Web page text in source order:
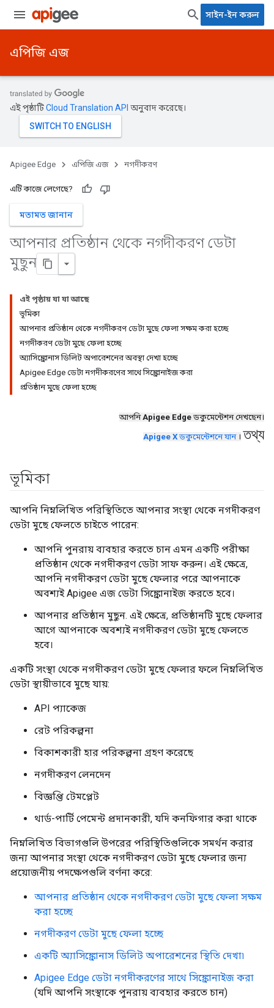
সাইন-ইন করুন
এপিজি এজ
এই পৃষ্ঠাটিCloud Translation API অনুবাদ করেছে।
Apigee Edge এপিজি এজ নগদীকরণ
এটি কাজে লেগেছে?
মতামত জানান
আপনার প্রতিষ্ঠান থেকে নগদীকরণ ডেটা
মুছুন
এই পৃষ্ঠায় যা যা আছে
ভূমিকা
আপনার প্রতিষ্ঠান থেকে নগদীকরণ ডেটা মুছে ফেলা সক্ষম করা হচ্ছে
নগদীকরণ ডেটা মুছে ফেলা হচ্ছে
অ্যাসিঙ্ক্রোনাস ডিলিট অপারেশনের অবস্থা দেখা হচ্ছে
Apigee Edge ডেটা নগদীকরণের সাথে সিঙ্ক্রোনাইজ করা
প্রতিষ্ঠান মুছে ফেলা হচ্ছে
আপনিApigee Edge ডকুমেন্টেশন দেখছেন।
Apigee X ডকুমেন্টেশনে যান। তথ্য
ভূমিকা
আপনি নিম্নলিখিত পরিস্থিতিতে আপনার সংস্থা থেকে নগদীকরণ
ডেটা মুছে ফেলতে চাইতে পারেন:
আপনি পুনরায় ব্যবহার করতে চান এমন একটি পরীক্ষা
প্রতিষ্ঠান থেকে নগদীকরণ ডেটা সাফ করুন। এই ক্ষেত্রে,
আপনি নগদীকরণ ডেটা মুছে ফেলার পরে আপনাকে
অবশ্যই Apigee এজ ডেটা সিঙ্ক্রোনাইজ করতে হবে।
আপনার প্রতিষ্ঠান মুছুন. এই ক্ষেত্রে, প্রতিষ্ঠানটি মুছে ফেলার
আগে আপনাকে অবশ্যই নগদীকরণ ডেটা মুছে ফেলতে
হবে।
একটি সংস্থা থেকে নগদীকরণ ডেটা মুছে ফেলার ফলে নিম্নলিখিত
ডেটা স্থায়ীভাবে মুছে যায়:
API প্যাকেজ
রেট পরিকল্পনা
বিকাশকারী হার পরিকল্পনা গ্রহণ করেছে
নগদীকরণ লেনদেন
বিজ্ঞপ্তি টেমপ্লেট
থার্ড-পার্টি পেমেন্ট প্রদানকারী, যদি কনফিগার করা থাকে
নিম্নলিখিত বিভাগগুলি উপরের পরিস্থিতিগুলিকে সমর্থন করার
জন্য আপনার সংস্থা থেকে নগদীকরণ ডেটা মুছে ফেলার জন্য
প্রয়োজনীয় পদক্ষেপগুলি বর্ণনা করে:
আপনার প্রতিষ্ঠান থেকে নগদীকরণ ডেটা মুছে ফেলা সক্ষম
করা হচ্ছে
নগদীকরণ ডেটা মুছে ফেলা হচ্ছে
একটি অ্যাসিঙ্ক্রোনাস ডিলিট অপারেশনের স্থিতি দেখা৷
Apigee Edge ডেটা নগদীকরণের সাথে সিঙ্ক্রোনাইজ করা
(যদি আপনি সংস্থাকে পুনরায় ব্যবহার করতে চান)